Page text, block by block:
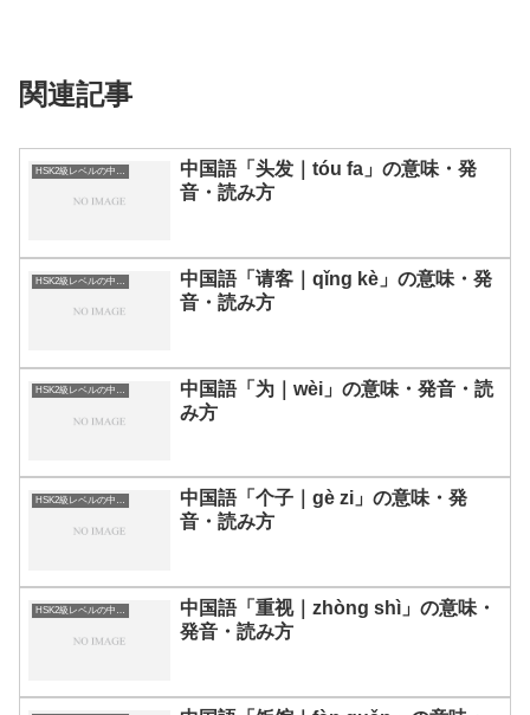
関連記事
中国語「头发｜tóu fa」の意味・発
音・読み方
中国語「请客｜qǐng kè」の意味・発
音・読み方
HSK2級レベルの中国語
中国語「为｜wèi」の意味・発音・読
み方
HSK2級レベルの中国語
中国語「个子｜gè zi」の意味・発
音・読み方
HSK2級レベルの中国語
中国語「重视｜zhòng shì」の意味・
発音・読み方